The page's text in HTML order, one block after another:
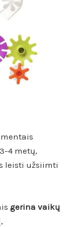
4 metų,
leisti užsiimti
gerina vaikų